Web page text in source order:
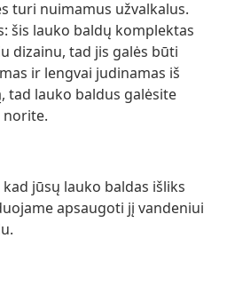
turi nuimamus užvalkalus.
šis lauko baldų komplektas
dizainu, tad jis galės būti
ir lengvai judinamas iš
tad lauko baldus galėsite
norite.
jūsų lauko baldas išliks
apsaugoti jį vandeniui